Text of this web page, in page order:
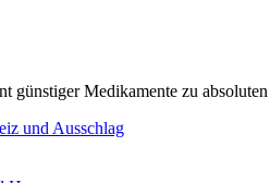
günstiger Medikamente zu
und Ausschlag